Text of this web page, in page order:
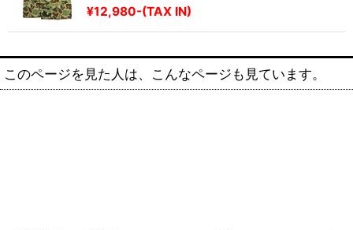
¥12,980-(TAX IN)
このページを見た人は、こんなページも見ています。